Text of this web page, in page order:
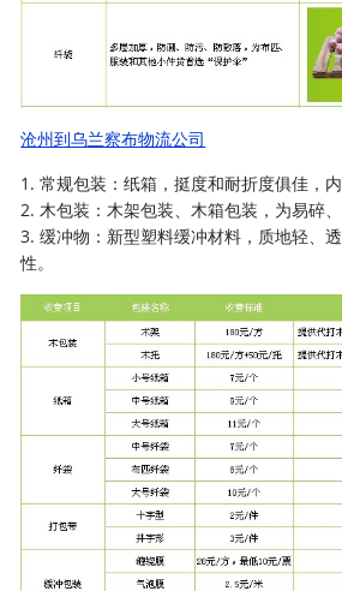
沧州到乌兰察布物流公司
1. 常规包装：纸箱，挺度和耐折度俱佳，内
2. 木包装：木架包装、木箱包装，为易碎
3. 缓冲物：新型塑料缓冲材料，质地轻、
性。